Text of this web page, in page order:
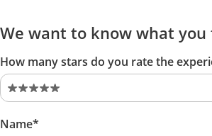
We want to know what
How many stars do you rate the
Name*